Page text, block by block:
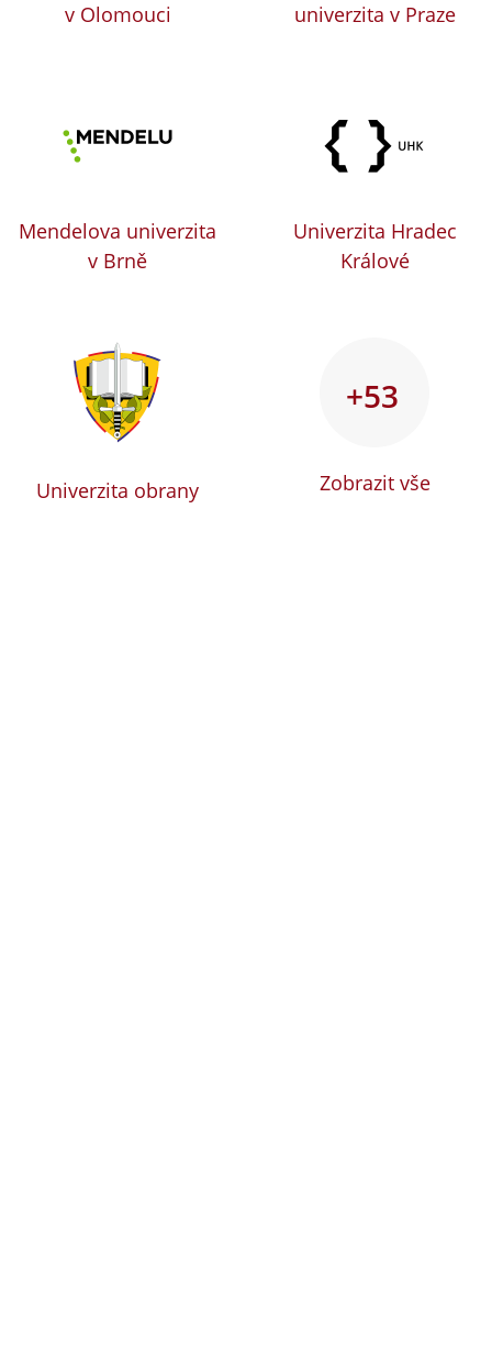
v Olomouci
univerzita v Praze
Mendelova univerzita
v Brně
Univerzita Hradec
Králové
Univerzita obrany
+53
Zobrazit vše